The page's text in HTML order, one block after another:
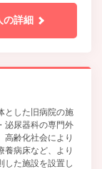
の詳細
とした旧病院の施
泌尿器科の専門外
高齢化社会により
養病床など、より
した施設を設置し